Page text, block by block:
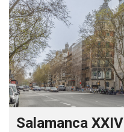
Salamanca XXIV